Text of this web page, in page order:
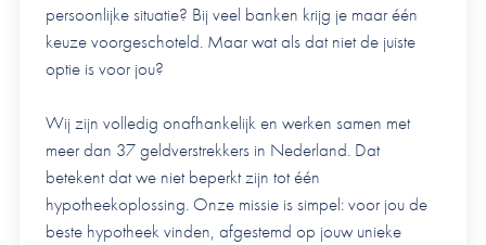
persoonlijke situatie? Bij veel banken krijg je maar één
keuze voorgeschoteld. Maar wat als dat niet de juiste
optie is voor jou?
Wij zijn volledig onafhankelijk en werken samen met
meer dan 37 geldverstrekkers in Nederland. Dat
betekent dat we niet beperkt zijn tot één
hypotheekoplossing. Onze missie is simpel: voor jou de
beste hypotheek vinden, afgestemd op jouw unieke